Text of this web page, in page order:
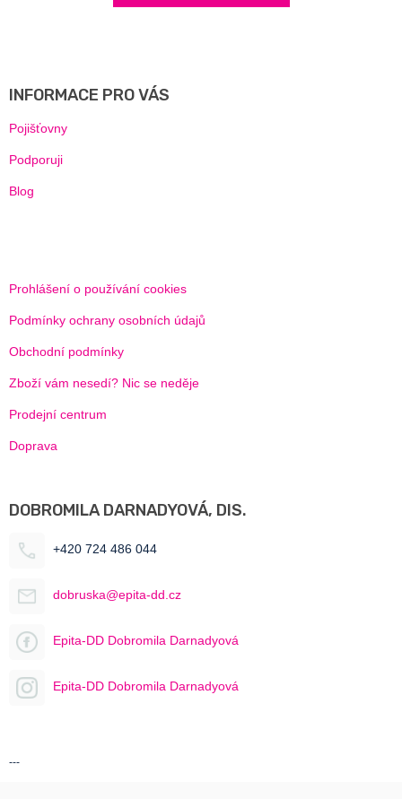
INFORMACE PRO VÁS
Pojišťovny
Podporuji
Blog
Prohlášení o používání cookies
Podmínky ochrany osobních údajů
Obchodní podmínky
Zboží vám nesedí? Nic se neděje
Prodejní centrum
Doprava
DOBROMILA DARNADYOVÁ, DIS.
+420 724 486 044
dobruska@epita-dd.cz
Epita-DD Dobromila Darnadyová
Epita-DD Dobromila Darnadyová
---